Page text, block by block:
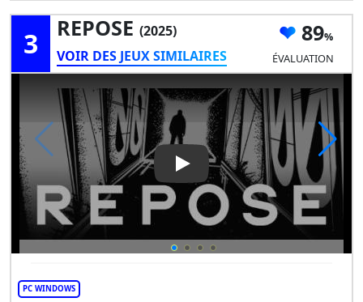
3 REPOSE (2025)
VOIR DES JEUX SIMILAIRES
89
ÉVALUATION
Play Video: REPOSE
PC WINDOWS